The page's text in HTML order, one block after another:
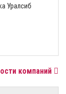
Уралсиб
компаний